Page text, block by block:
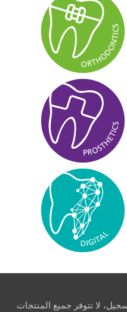
لا تتوفر جميع المنتجات